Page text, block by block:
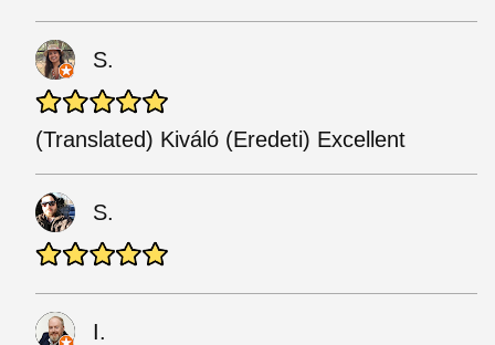
S.
(Translated) Kiváló (Eredeti) Excellent
S.
I.